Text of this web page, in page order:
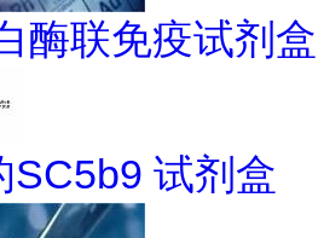
酶联免疫试剂盒
SC5b9 试剂盒